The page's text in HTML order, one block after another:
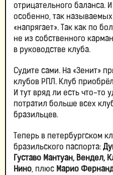
отрицательного баланса.
особенно, так
«напрягает». Так как по
не из собственного
в руководстве клуба.
Судите сами. На «Зенит»
клубов РПЛ. Клуб
И тут вряд ли есть что-то
потратил больше всех
бразильцев.
Теперь в петербургском
бразильского паспорта:
Густаво Мантуан, Вендел,
Нино, плюс Марио